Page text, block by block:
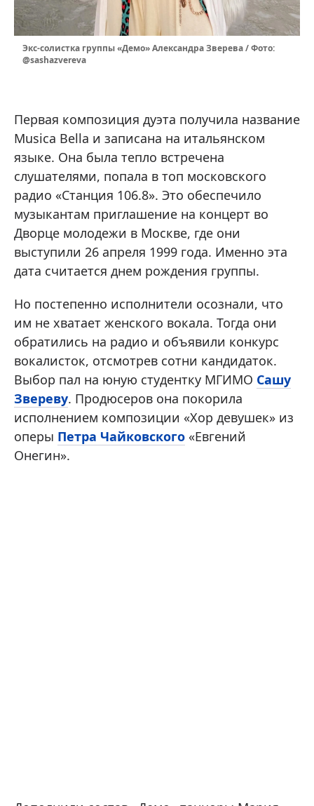
Экс-солистка группы «Демо» Александра Зверева / Фото:
@sashazvereva
Первая композиция дуэта получила название
Musica Bella и записана на итальянском
языке. Она была тепло встречена
слушателями, попала в топ московского
радио «Станция 106.8». Это обеспечило
музыкантам приглашение на концерт во
Дворце молодежи в Москве, где они
выступили 26 апреля 1999 года. Именно эта
дата считается днем рождения группы.
Но постепенно исполнители осознали, что
им не хватает женского вокала. Тогда они
обратились на радио и объявили конкурс
вокалисток, отсмотрев сотни кандидаток.
Выбор пал на юную студентку МГИМО Сашу
Звереву. Продюсеров она покорила
исполнением композиции «Хор девушек» из
оперы Петра Чайковского «Евгений
Онегин».